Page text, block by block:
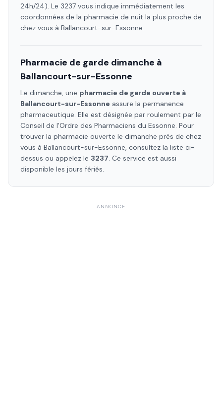
24h/24). Le 3237 vous indique immédiatement les
coordonnées de la pharmacie de nuit la plus proche de
chez vous à Ballancourt-sur-Essonne.
Pharmacie de garde dimanche à
Ballancourt-sur-Essonne
Le dimanche, une pharmacie de garde ouverte à
Ballancourt-sur-Essonne assure la permanence
pharmaceutique. Elle est désignée par roulement par le
Conseil de l'Ordre des Pharmaciens du Essonne. Pour
trouver la pharmacie ouverte le dimanche près de chez
vous à Ballancourt-sur-Essonne, consultez la liste ci-
dessus ou appelez le 3237. Ce service est aussi
disponible les jours fériés.
ANNONCE